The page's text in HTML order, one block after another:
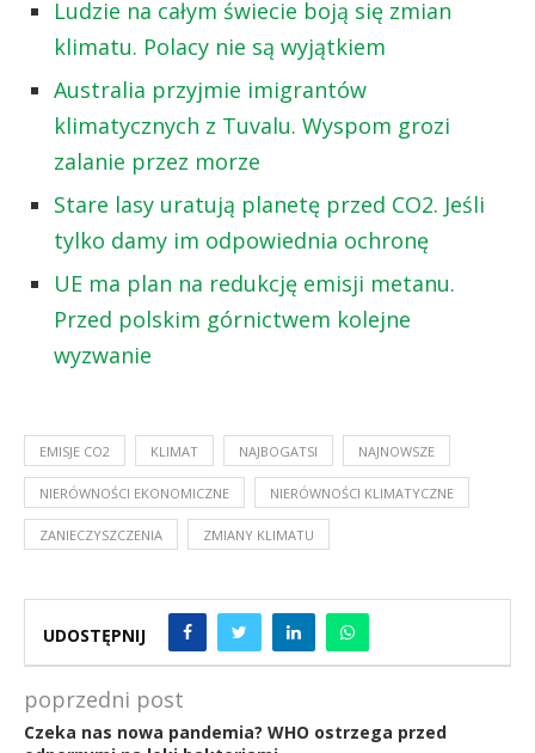
Ludzie na całym świecie boją się zmian
klimatu. Polacy nie są wyjątkiem
Australia przyjmie imigrantów
klimatycznych z Tuvalu. Wyspom grozi
zalanie przez morze
Stare lasy uratują planetę przed CO2. Jeśli
tylko damy im odpowiednia ochronę
UE ma plan na redukcję emisji metanu.
Przed polskim górnictwem kolejne
wyzwanie
EMISJE CO2 KLIMAT NAJBOGATSI NAJNOWSZE
NIERÓWNOŚCI EKONOMICZNE NIERÓWNOŚCI KLIMATYCZNE
ZANIECZYSZCZENIA ZMIANY KLIMATU
UDOSTĘPNIJ
poprzedni post
Czeka nas nowa pandemia? WHO ostrzega przed